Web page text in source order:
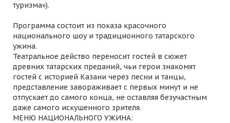
туризма»).
Программа состоит из показа красочного
национального шоу и традиционного татарского
ужина.
Театральное действо переносит гостей в сюжет
древних татарских преданий, чьи герои знакомят
гостей с историей Казани через песни и танцы,
представление завораживает с первых минут и не
отпускает до самого конца, не оставляя безучастным
даже самого искушенного зрителя.
МЕНЮ НАЦИОНАЛЬНОГО УЖИНА: